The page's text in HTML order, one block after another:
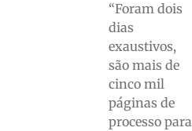
“Foram dois
dias
exaustivos,
são mais de
cinco mil
páginas de
processo para